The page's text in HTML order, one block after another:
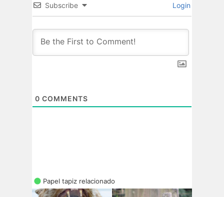
Subscribe Login
0 COMMENTS
Papel tapiz relacionado